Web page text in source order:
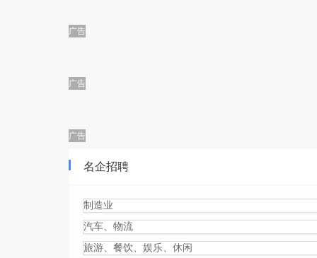
广告
广告
广告
名企招聘
制造业
汽车、物流
旅游、餐饮、娱乐、休闲